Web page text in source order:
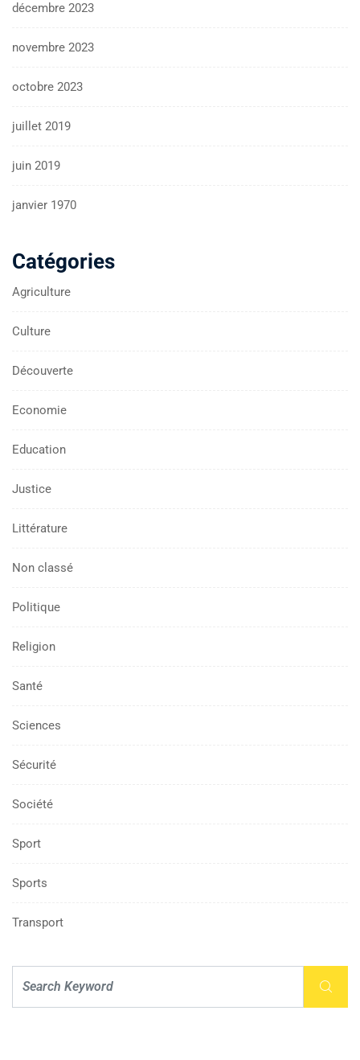
décembre 2023
novembre 2023
octobre 2023
juillet 2019
juin 2019
janvier 1970
Catégories
Agriculture
Culture
Découverte
Economie
Education
Justice
Littérature
Non classé
Politique
Religion
Santé
Sciences
Sécurité
Société
Sport
Sports
Transport